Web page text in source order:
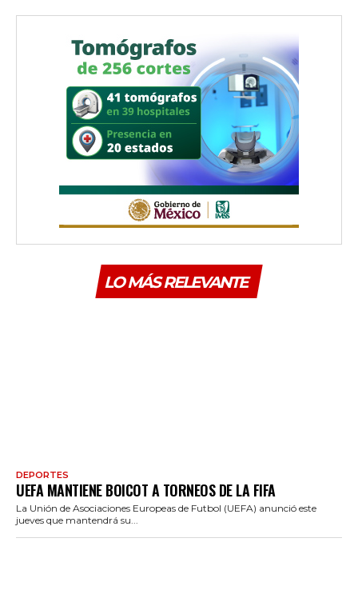
LO MÁS RELEVANTE
DEPORTES
UEFA MANTIENE BOICOT A TORNEOS DE LA FIFA
La Unión de Asociaciones Europeas de Futbol (UEFA) anunció este
jueves que mantendrá su...